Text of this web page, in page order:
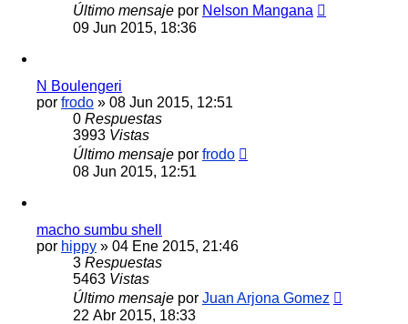
Último mensaje por Nelson Mangana
09 Jun 2015, 18:36
N Boulengeri
por frodo » 08 Jun 2015, 12:51
0 Respuestas
3993 Vistas
Último mensaje por frodo
08 Jun 2015, 12:51
macho sumbu shell
por hippy » 04 Ene 2015, 21:46
3 Respuestas
5463 Vistas
Último mensaje por Juan Arjona Gomez
22 Abr 2015, 18:33